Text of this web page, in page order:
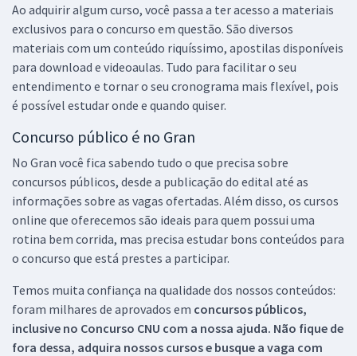
Ao adquirir algum curso, você passa a ter acesso a materiais
exclusivos para o concurso em questão. São diversos
materiais com um conteúdo riquíssimo, apostilas disponíveis
para download e videoaulas. Tudo para facilitar o seu
entendimento e tornar o seu cronograma mais flexível, pois
é possível estudar onde e quando quiser.
Concurso público é no Gran
No Gran você fica sabendo tudo o que precisa sobre
concursos públicos, desde a publicação do edital até as
informações sobre as vagas ofertadas. Além disso, os cursos
online que oferecemos são ideais para quem possui uma
rotina bem corrida, mas precisa estudar bons conteúdos para
o concurso que está prestes a participar.
Temos muita confiança na qualidade dos nossos conteúdos:
foram milhares de aprovados em concursos públicos,
inclusive no Concurso CNU com a nossa ajuda. Não fique de
fora dessa, adquira nossos cursos e busque a vaga com